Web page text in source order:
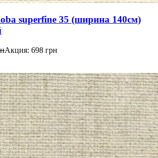
superfine 35 (ширина 140см)
Акция: 698 грн